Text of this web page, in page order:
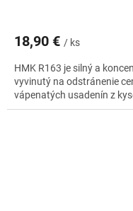
18,90 € / ks
HMK R163 je silný a
vyvinutý na odstránenie
vápenatých usadenín z